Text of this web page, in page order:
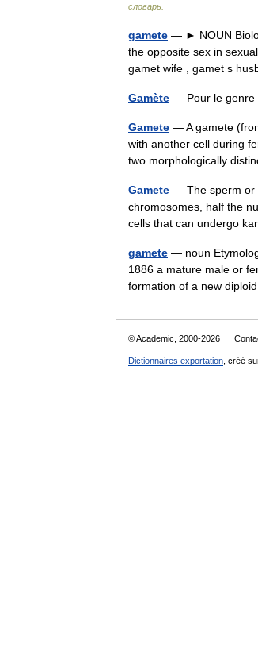
словарь.
gamete — ► NOUN
the opposite sex in
gamet wife , gamet s
Gamète — Pour le genre
Gamete — A gamete
with another cell during
two morphologically
Gamete — The sperm or
chromosomes, half the
cells that can undergo
gamete — noun
1886 a mature male or
formation of a new
© Academic, 2000-2026
Dictionnaires exportation , créé